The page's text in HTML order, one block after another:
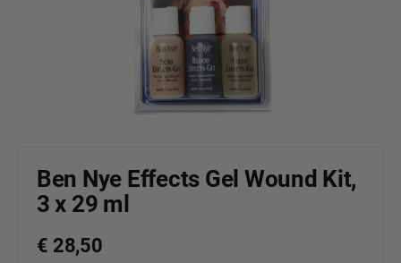
Ben Nye Effects Gel Wound Kit,
3 x 29 ml
€ 28,50